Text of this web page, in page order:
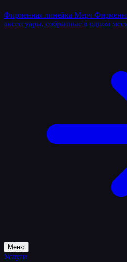
Фирменная линейка Мерч
аксессуары, собранные в одном
Меню
Услуги